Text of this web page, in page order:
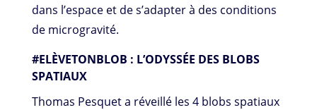
dans l’espace et de s’adapter à des conditions
de microgravité.
#ELÈVETONBLOB : L’ODYSSÉE DES BLOBS
SPATIAUX
Thomas Pesquet a réveillé les 4 blobs spatiaux